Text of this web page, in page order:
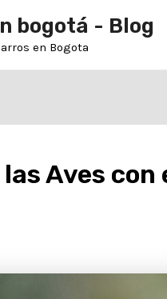
bogotá - Blog
en Bogota
Aves